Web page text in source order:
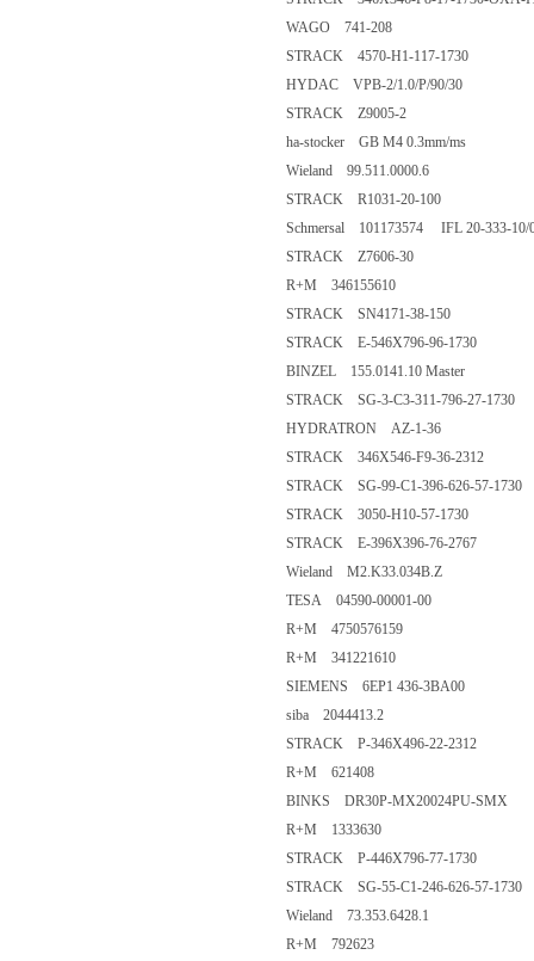
WAGO 741-208
STRACK 4570-H1-117-1730
HYDAC VPB-2/1.0/P/90/30
STRACK Z9005-2
ha-stocker GB M4 0.3mm/ms
Wieland 99.511.0000.6
STRACK R1031-20-100
Schmersal 101173574 IFL 20-333-10/
STRACK Z7606-30
R+M 346155610
STRACK SN4171-38-150
STRACK E-546X796-96-1730
BINZEL 155.0141.10 Master
STRACK SG-3-C3-311-796-27-1730
HYDRATRON AZ-1-36
STRACK 346X546-F9-36-2312
STRACK SG-99-C1-396-626-57-1730
STRACK 3050-H10-57-1730
STRACK E-396X396-76-2767
Wieland M2.K33.034B.Z
TESA 04590-00001-00
R+M 4750576159
R+M 341221610
SIEMENS 6EP1 436-3BA00
siba 2044413.2
STRACK P-346X496-22-2312
R+M 621408
BINKS DR30P-MX20024PU-SMX
R+M 1333630
STRACK P-446X796-77-1730
STRACK SG-55-C1-246-626-57-1730
Wieland 73.353.6428.1
R+M 792623